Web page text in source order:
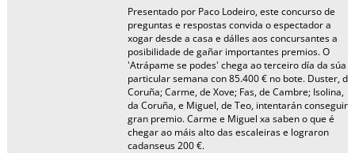
Presentado por Paco Lodeiro, este concurso de
preguntas e respostas convida o espectador a
xogar desde a casa e dálles aos concursantes a
posibilidade de gañar importantes premios. O
'Atrápame se podes' chega ao terceiro día da súa
particular semana con 85.400 € no bote. Duster, da
Coruña; Carme, de Xove; Fas, de Cambre; Isolina,
da Coruña, e Miguel, de Teo, intentarán conseguir o
gran premio. Carme e Miguel xa saben o que é
chegar ao máis alto das escaleiras e lograron
cadanseus 200 €.